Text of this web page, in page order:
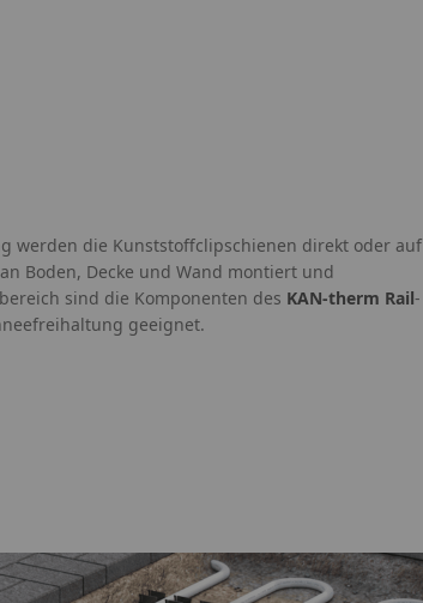
werden die Kunststoffclipschienen direkt oder auf
Boden, Decke und Wand montiert und
sind die Komponenten des KAN-therm Rail-
geeignet.